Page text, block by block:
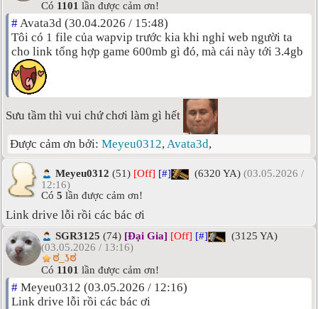
Có 1101 lần được cảm ơn!
#Avata3d (30.04.2026 / 15:48)
Tôi có 1 file của wapvip trước kia khi nghỉ web người ta
cho link tổng hợp game 600mb gì đó, mà cái này tới 3.4gb
Sưu tầm thì vui chứ chơi làm gì hết
Được cảm ơn bởi: Meyeu0312,Avata3d,
Meyeu0312 (51) [Off] [#] (6320 YA) (03.05.2026 /
12:16)
Có 5 lần được cảm ơn!
Link drive lỗi rồi các bác ơi
SGR3125 (74) [Đại Gia] [Off] [#]
(3125 YA)
(03.05.2026 / 13:16)
ಠ_ʖಠ
Có 1101 lần được cảm ơn!
# Meyeu0312 (03.05.2026 / 12:16)
Link drive lỗi rồi các bác ơi